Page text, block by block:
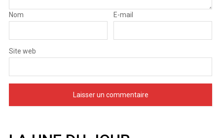
Nom E-mail
Site web